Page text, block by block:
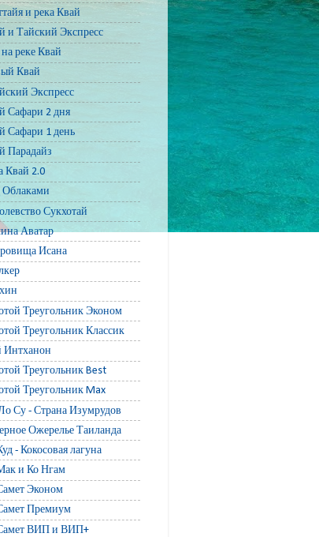
и река Квай
и Тайский Экспресс
реке Квай
Квай
Экспресс
Сафари 2 дня
Сафари 1 день
Парадайз
Квай 2.0
Сукхотай
Аватар
Исана
Треугольник Эконом
Треугольник Классик
Интханон
Треугольник Best
Треугольник Max
Су - Страна Изумрудов
Ожерелье Таиланда
- Кокосовая лагуна
и Ко Нгам
Эконом
Премиум
ВИП и ВИП+